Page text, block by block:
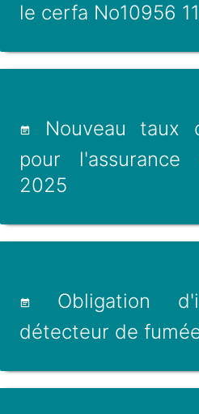
le cerfa No10956
Nouveau taux
pour l'assurance
2025
Obligation
détecteur de